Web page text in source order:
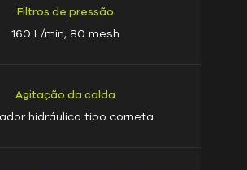
Filtros de pressão
160 L/min, 80 mesh
Agitação da calda
hidráulico tipo corneta